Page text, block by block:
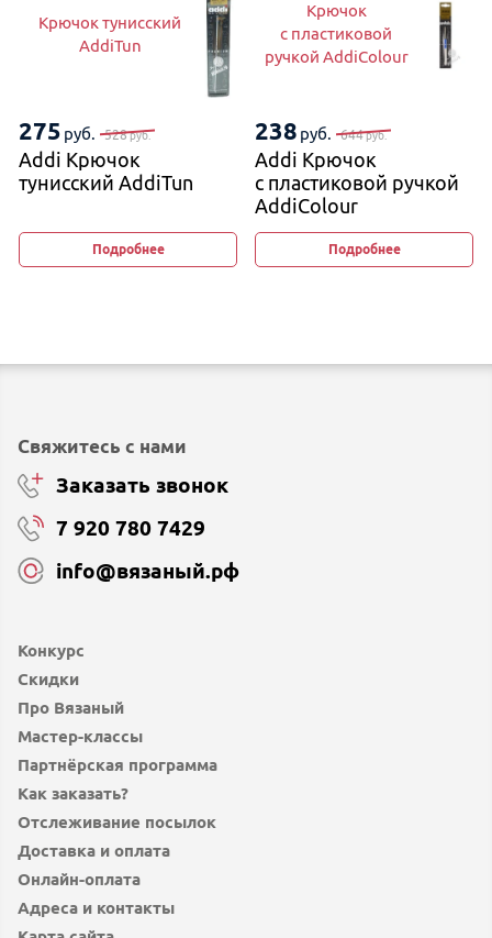
Крючок тунисский
AddiTun
275 руб. 528руб.
Addi Крючок
тунисский AddiTun
Подробнее
Крючок
с пластиковой
ручкой AddiColour
238 руб. 644руб.
Addi Крючок
с пластиковой ручкой
AddiColour
Подробнее
Конкурс
Скидки
Про Вязаный
Мастер-классы
Партнёрская программа
Как заказать?
Отслеживание посылок
Доставка и оплата
Онлайн-оплата
Адреса и контакты
Свяжитесь с нами
Заказать звонок
7 920 780 7429
info@вязаный.рф